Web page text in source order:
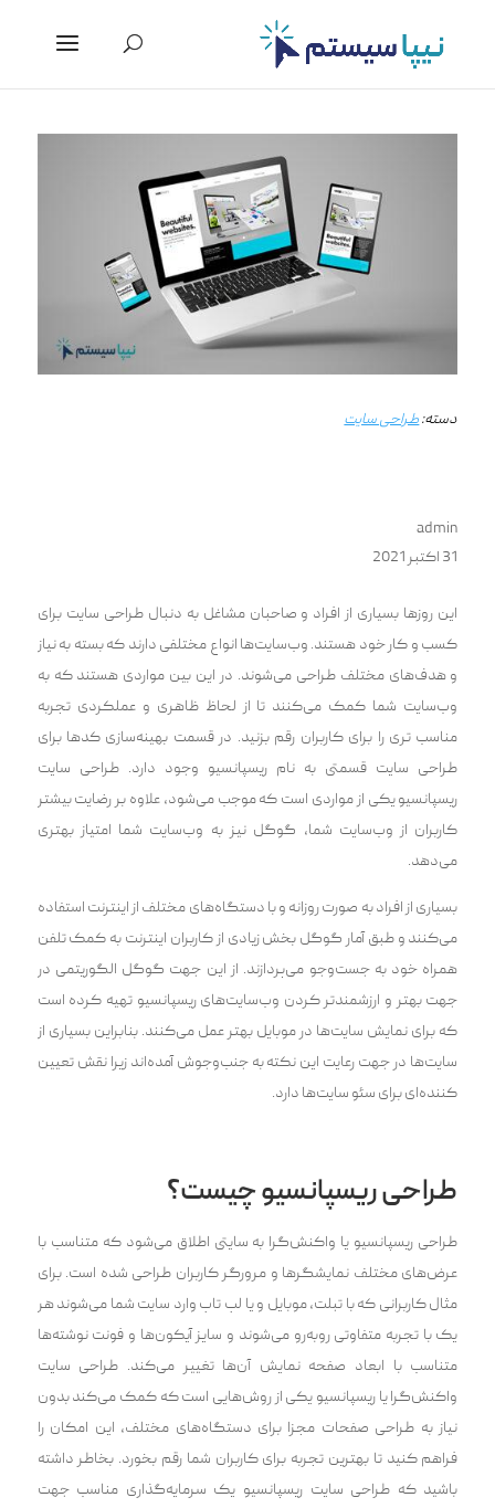
دسته:طراحی سایت
admin
31 اکتبر 2021
این روزها بسیاری از افراد و صاحبان مشاغل به دنبال طراحی سایت برای
کسب و کار خود هستند. وب‌سایت‌ها انواع مختلفی دارند که بسته به نیاز
و هدف‌های مختلف طراحی می‌شوند. در این بین مواردی هستند که به
وب‌سایت شما کمک می‌کنند تا از لحاظ ظاهری و عملکردی تجربه
مناسب تری را برای کاربران رقم بزنید. در قسمت بهینه‌سازی کد‌ها برای
طراحی سایت قسمتی به نام ریسپانسیو وجود دارد. طراحی سایت
ریسپانسیو یکی از مواردی است که موجب می‌شود، علاوه بر رضایت بیشتر
کاربران از وب‌سایت شما، گوگل نیز به وب‌سایت شما امتیاز بهتری
می‌دهد.
بسیاری از افراد به صورت روزانه و با دستگاه‌های مختلف از اینترنت استفاده
می‌کنند و طبق آمار گوگل بخش زیادی از کاربران اینترنت به کمک تلفن
همراه خود به جست‌وجو می‌پردازند. از این جهت گوگل الگوریتمی در
جهت بهتر و ارزشمند‌تر کردن وب‌سایت‌های ریسپانسیو تهیه کرده است
که برای نمایش سایت‌ها در موبایل بهتر عمل می‌کنند. بنابراین بسیاری از
سایت‌ها در جهت رعایت این نکته به جنب‌وجوش آمده‌اند زیرا نقش تعیین
کننده‌ای برای سئو سایت‌ها دارد.
طراحی ریسپانسیو چیست؟
طراحی ریسپانسیو یا واکنش‌گرا به سایتی اطلاق می‌شود که متناسب با
عرض‌های مختلف نمایشگر‌ها و مرورگر کاربران طراحی شده است. برای
مثال کاربرانی که با تبلت، موبایل و یا لپ تاپ وارد سایت شما می‌شوند هر
یک با تجربه متفاوتی رو‌به‌رو می‌شوند و سایز آیکون‌ها و فونت نوشته‌ها
متناسب با ابعاد صفحه نمایش آن‌ها تغییر می‌کند. طراحی سایت
واکنش‌گرا یا ریسپانسیو یکی از روش‌هایی است که کمک می‌کند بدون
نیاز به طراحی صفحات مجزا برای دستگاه‌های مختلف، این امکان را
فراهم کنید تا بهترین تجربه برای کاربران شما رقم بخورد. بخاطر داشته
باشید که طراحی سایت ریسپانسیو یک سرمایه‌گذاری مناسب جهت